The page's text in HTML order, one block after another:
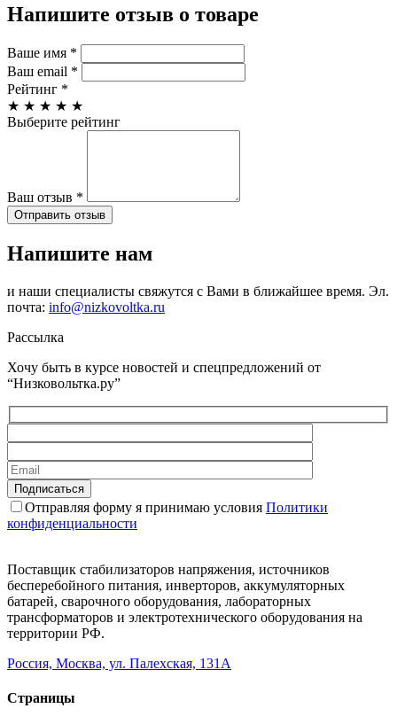
Напишите отзыв о товаре
Ваше имя *
Ваш email *
Рейтинг *
★ ★ ★ ★ ★
Выберите рейтинг
Ваш отзыв *
Отправить отзыв
Напишите нам
и наши специалисты свяжутся с Вами в ближайшее время. Эл.
почта: info@nizkovoltka.ru
Рассылка
Хочу быть в курсе новостей и спецпредложений от
“Низковольтка.ру”
Отправляя форму я принимаю условия Политики
конфиденциальности
Поставщик стабилизаторов напряжения, источников
бесперебойного питания, инверторов, аккумуляторных
батарей, сварочного оборудования, лабораторных
трансформаторов и электротехнического оборудования на
территории РФ.
Россия, Москва, ул. Палехская, 131А
Страницы